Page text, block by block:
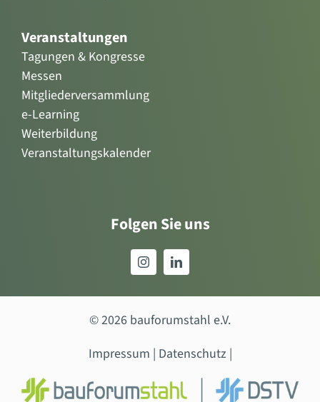
Veranstaltungen
Tagungen & Kongresse
Messen
Mitgliederversammlung
e-Learning
Weiterbildung
Veranstaltungskalender
Folgen Sie uns
© 2026 bauforumstahl e.V.
Impressum | Datenschutz|